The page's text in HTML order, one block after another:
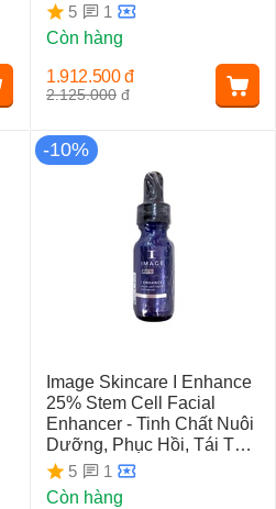
5
1
Còn hàng
2.125.000 đ
1.912.500 đ
-10%
Image Skincare I Enhance
25% Stem Cell Facial
Enhancer - Tinh Chất Nuôi
Dưỡng, Phục Hồi, Tái Tạo
Da 5
1
Còn hàng